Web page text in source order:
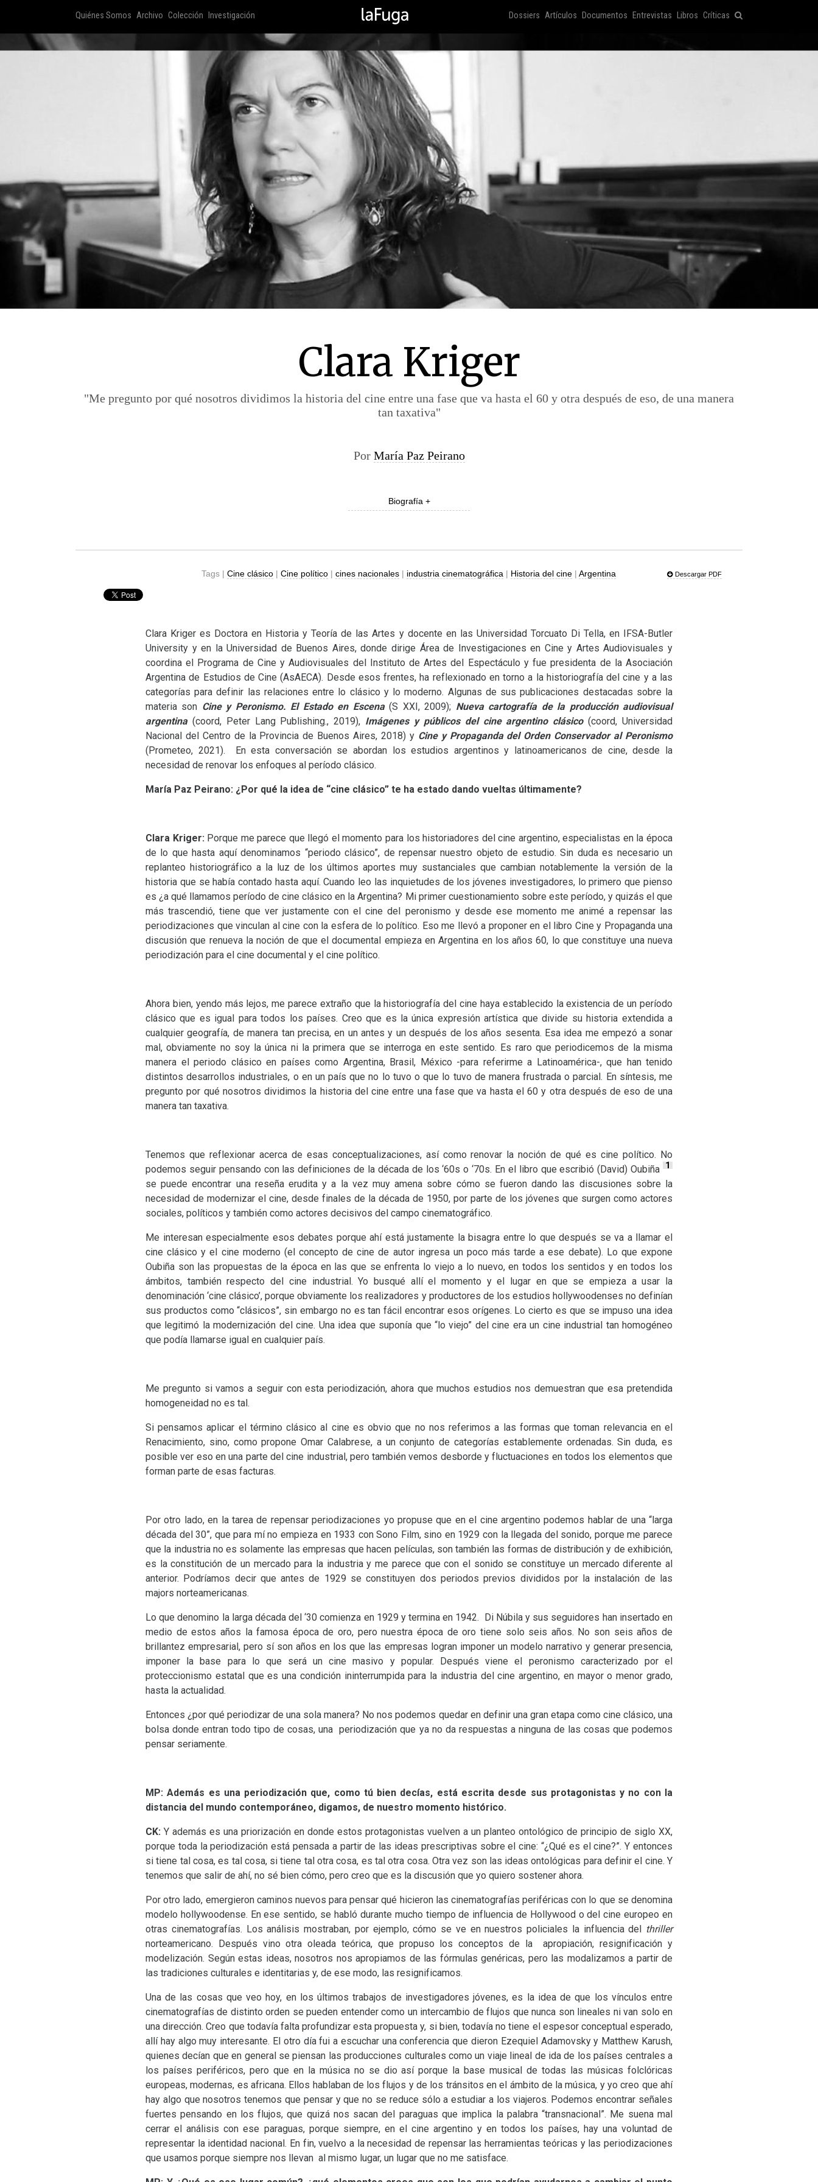
Quiénes Somos Archivo Colección Investigación Dossiers Artículos Documentos Entrevistas Libros Críticas
Clara Kriger
"Me pregunto por qué nosotros dividimos la historia del cine entre una fase que va hasta el 60 y otra después de eso, de una manera
tan taxativa"
Por María Paz Peirano
Biografía +
Tags |Cine clásico |Cine político |cines nacionales | industria cinematográfica | Historia del cine |Argentina Descargar PDF
Clara Kriger es Doctora en Historia y Teoría de las Artes y docente en las Universidad Torcuato Di Tella, en IFSA-Butler
University y en la Universidad de Buenos Aires, donde dirige Área de Investigaciones en Cine y Artes Audiovisuales y
coordina el Programa de Cine y Audiovisuales del Instituto de Artes del Espectáculo y fue presidenta de la Asociación
Argentina de Estudios de Cine (AsAECA). Desde esos frentes, ha reflexionado en torno a la historiografía del cine y a las
categorías para definir las relaciones entre lo clásico y lo moderno. Algunas de sus publicaciones destacadas sobre la
materia son Cine y Peronismo. El Estado en Escena(S XXI, 2009); Nueva cartografía de la producción audiovisual
argentina(coord, Peter Lang Publishing., 2019), Imágenes y públicos del cine argentino clásico(coord, Universidad
Nacional del Centro de la Provincia de Buenos Aires, 2018) y Cine y Propaganda del Orden Conservador al Peronismo
(Prometeo, 2021). En esta conversación se abordan los estudios argentinos y latinoamericanos de cine, desde la
necesidad de renovar los enfoques al período clásico.
María Paz Peirano: ¿Por qué la idea de “cine clásico” te ha estado dando vueltas últimamente?
Clara Kriger: Porque me parece que llegó el momento para los historiadores del cine argentino, especialistas en la época
de lo que hasta aquí denominamos “periodo clásico”, de repensar nuestro objeto de estudio. Sin duda es necesario un
replanteo historiográfico a la luz de los últimos aportes muy sustanciales que cambian notablemente la versión de la
historia que se había contado hasta aquí. Cuando leo las inquietudes de los jóvenes investigadores, lo primero que pienso
es ¿a qué llamamos período de cine clásico en la Argentina? Mi primer cuestionamiento sobre este período, y quizás el que
más trascendió, tiene que ver justamente con el cine del peronismo y desde ese momento me animé a repensar las
periodizaciones que vinculan al cine con la esfera de lo político. Eso me llevó a proponer en el libro Cine y Propaganda una
discusión que renueva la noción de que el documental empieza en Argentina en los años 60, lo que constituye una nueva
periodización para el cine documental y el cine político.
Ahora bien, yendo más lejos, me parece extraño que la historiografía del cine haya establecido la existencia de un período
clásico que es igual para todos los países. Creo que es la única expresión artística que divide su historia extendida a
cualquier geografía, de manera tan precisa, en un antes y un después de los años sesenta. Esa idea me empezó a sonar
mal, obviamente no soy la única ni la primera que se interroga en este sentido. Es raro que periodicemos de la misma
manera el periodo clásico en países como Argentina, Brasil, México -para referirme a Latinoamérica-, que han tenido
distintos desarrollos industriales, o en un país que no lo tuvo o que lo tuvo de manera frustrada o parcial. En síntesis, me
pregunto por qué nosotros dividimos la historia del cine entre una fase que va hasta el 60 y otra después de eso de una
manera tan taxativa.
Tenemos que reflexionar acerca de esas conceptualizaciones, así como renovar la noción de qué es cine político. No
podemos seguir pensando con las definiciones de la década de los ‘60s o ‘70s. En el libro que escribió (David) Oubiña
1
se puede encontrar una reseña erudita y a la vez muy amena sobre cómo se fueron dando las discusiones sobre la
necesidad de modernizar el cine, desde finales de la década de 1950, por parte de los jóvenes que surgen como actores
sociales, políticos y también como actores decisivos del campo cinematográfico.
Me interesan especialmente esos debates porque ahí está justamente la bisagra entre lo que después se va a llamar el
cine clásico y el cine moderno (el concepto de cine de autor ingresa un poco más tarde a ese debate). Lo que expone
Oubiña son las propuestas de la época en las que se enfrenta lo viejo a lo nuevo, en todos los sentidos y en todos los
ámbitos, también respecto del cine industrial. Yo busqué allí el momento y el lugar en que se empieza a usar la
denominación ‘cine clásico’, porque obviamente los realizadores y productores de los estudios hollywoodenses no definían
sus productos como “clásicos”, sin embargo no es tan fácil encontrar esos orígenes. Lo cierto es que se impuso una idea
que legitimó la modernización del cine. Una idea que suponía que “lo viejo” del cine era un cine industrial tan homogéneo
que podía llamarse igual en cualquier país.
Me pregunto si vamos a seguir con esta periodización, ahora que muchos estudios nos demuestran que esa pretendida
homogeneidad no es tal.
Si pensamos aplicar el término clásico al cine es obvio que no nos referimos a las formas que toman relevancia en el
Renacimiento, sino, como propone Omar Calabrese, a un conjunto de categorías establemente ordenadas. Sin duda, es
posible ver eso en una parte del cine industrial, pero también vemos desborde y fluctuaciones en todos los elementos que
forman parte de esas facturas.
Por otro lado, en la tarea de repensar periodizaciones yo propuse que en el cine argentino podemos hablar de una “larga
década del 30”, que para mí no empieza en 1933 con Sono Film, sino en 1929 con la llegada del sonido, porque me parece
que la industria no es solamente las empresas que hacen películas, son también las formas de distribución y de exhibición,
es la constitución de un mercado para la industria y me parece que con el sonido se constituye un mercado diferente al
anterior. Podríamos decir que antes de 1929 se constituyen dos periodos previos divididos por la instalación de las
majors norteamericanas.
Lo que denomino la larga década del ‘30 comienza en 1929 y termina en 1942. Di Núbila y sus seguidores han insertado en
medio de estos años la famosa época de oro, pero nuestra época de oro tiene solo seis años. No son seis años de
brillantez empresarial, pero sí son años en los que las empresas logran imponer un modelo narrativo y generar presencia,
imponer la base para lo que será un cine masivo y popular. Después viene el peronismo caracterizado por el
proteccionismo estatal que es una condición ininterrumpida para la industria del cine argentino, en mayor o menor grado,
hasta la actualidad.
Entonces ¿por qué periodizar de una sola manera? No nos podemos quedar en definir una gran etapa como cine clásico, una
bolsa donde entran todo tipo de cosas, una periodización que ya no da respuestas a ninguna de las cosas que podemos
pensar seriamente.
MP: Además es una periodización que, como tú bien decías, está escrita desde sus protagonistas y no con la
distancia del mundo contemporáneo, digamos, de nuestro momento histórico.
CK: Y además es una priorización en donde estos protagonistas vuelven a un planteo ontológico de principio de siglo XX,
porque toda la periodización está pensada a partir de las ideas prescriptivas sobre el cine: “¿Qué es el cine?”. Y entonces
si tiene tal cosa, es tal cosa, si tiene tal otra cosa, es tal otra cosa. Otra vez son las ideas ontológicas para definir el cine. Y
tenemos que salir de ahí, no sé bien cómo, pero creo que es la discusión que yo quiero sostener ahora.
Por otro lado, emergieron caminos nuevos para pensar qué hicieron las cinematografías periféricas con lo que se denomina
modelo hollywoodense. En ese sentido, se habló durante mucho tiempo de influencia de Hollywood o del cine europeo en
otras cinematografías. Los análisis mostraban, por ejemplo, cómo se ve en nuestros policiales la influencia del thriller
norteamericano. Después vino otra oleada teórica, que propuso los conceptos de la apropiación, resignificación y
modelización. Según estas ideas, nosotros nos apropiamos de las fórmulas genéricas, pero las modalizamos a partir de
las tradiciones culturales e identitarias y, de ese modo, las resignificamos.
Una de las cosas que veo hoy, en los últimos trabajos de investigadores jóvenes, es la idea de que los vínculos entre
cinematografías de distinto orden se pueden entender como un intercambio de flujos que nunca son lineales ni van solo en
una dirección. Creo que todavía falta profundizar esta propuesta y, si bien, todavía no tiene el espesor conceptual esperado,
allí hay algo muy interesante. El otro día fui a escuchar una conferencia que dieron Ezequiel Adamovsky y Matthew Karush,
quienes decían que en general se piensan las producciones culturales como un viaje lineal de ida de los países centrales a
los países periféricos, pero que en la música no se dio así porque la base musical de todas las músicas folclóricas
europeas, modernas, es africana. Ellos hablaban de los flujos y de los tránsitos en el ámbito de la música, y yo creo que ahí
hay algo que nosotros tenemos que pensar y que no se reduce sólo a estudiar a los viajeros. Podemos encontrar señales
fuertes pensando en los flujos, que quizá nos sacan del paraguas que implica la palabra “transnacional”. Me suena mal
cerrar el análisis con ese paraguas, porque siempre, en el cine argentino y en todos los países, hay una voluntad de
representar la identidad nacional. En fin, vuelvo a la necesidad de repensar las herramientas teóricas y las periodizaciones
que usamos porque siempre nos llevan al mismo lugar, un lugar que no me satisface.